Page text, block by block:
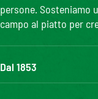
persone. Sosteniamo
campo al piatto per
Dal 1853